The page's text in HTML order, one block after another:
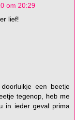
om 20:29
lief!
een beetje
tegenop, heb me
in ieder geval prima